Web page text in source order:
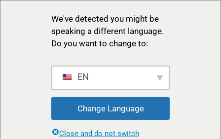
We've detected you might be
speaking a different language.
Do you want to change to:
EN
Change Language
Close and do not switch